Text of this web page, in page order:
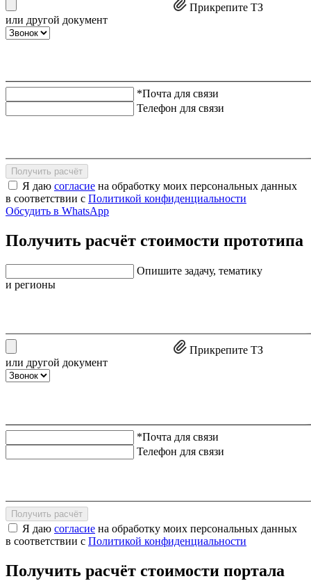
Прикрепите ТЗ
или другой документ
*Почта для связи
Телефон для связи
Получить расчёт
Я даю согласие на обработку моих персональных данных
в соответствии с Политикой конфиденциальности
Обсудить в WhatsApp
Получить расчёт стоимости прототипа
Опишите задачу, тематику
и регионы
Прикрепите ТЗ
или другой документ
*Почта для связи
Телефон для связи
Получить расчёт
Я даю согласие на обработку моих персональных данных
в соответствии с Политикой конфиденциальности
Получить расчёт стоимости портала